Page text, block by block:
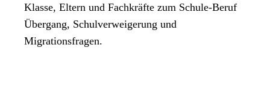
Klasse, Eltern und Fachkräfte zum Schule-Beruf
Übergang, Schulverweigerung und
Migrationsfragen.